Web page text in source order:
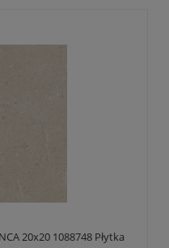
20x20 1088748 Płytka